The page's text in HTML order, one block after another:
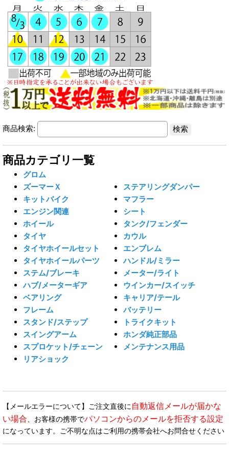
商品検索:
商品カテゴリ一覧
グロム
ズーマーＸ
キットバイク
エンジン関連
ホイール
タイヤ
タイヤホイールセット
タイヤホイールパーツ
ステム/ブレーキ
ハブ/メーターギア
ベアリング
フレーム
スタンド/ステップ
スイングアーム
スプロケット/チェーン
リアショック
ステアリングダンパー
マフラー
シート
タンク/フェンダー
カウル
エンブレム
ハンドル/ミラー
メーター/ライト
ウインカー/スイッチ
キャリア/テール
バッテリー
トライクキット
ホンダ純正部品
メンテナンス用品
【メールエラーについて】ご注文直後に 自動返信メールが届かな
い場合 、お客様の携帯でパソコンからのメールを拒否する設定
になっています。ご不明な点はご利用の携帯会社へお問合せください